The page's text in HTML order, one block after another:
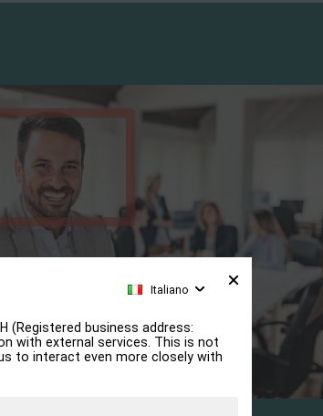
Italiano
(Registered business address:
with external services. This is not
to interact even more closely with